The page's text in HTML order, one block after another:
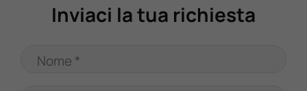
Inviaci la tua richiesta
Nome *